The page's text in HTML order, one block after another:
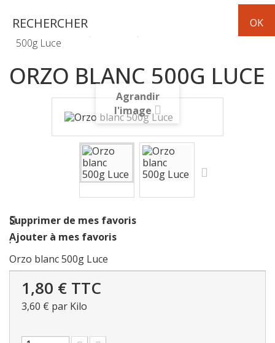
500g Luce
ORZO BLANC 500G LUCE
Agrandir
l'image
Supprimer de mes favoris
Ajouter à mes favoris
Orzo blanc 500g Luce
1,80 € TTC
3,60 € par Kilo